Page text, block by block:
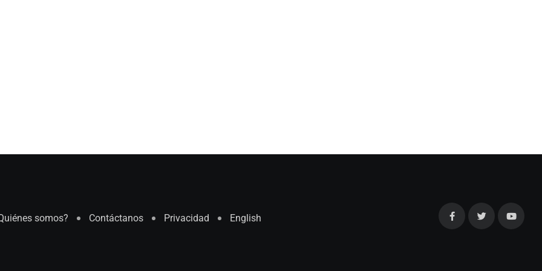
somos? Contáctanos Privacidad English